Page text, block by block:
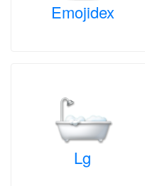
Emojidex
Lg